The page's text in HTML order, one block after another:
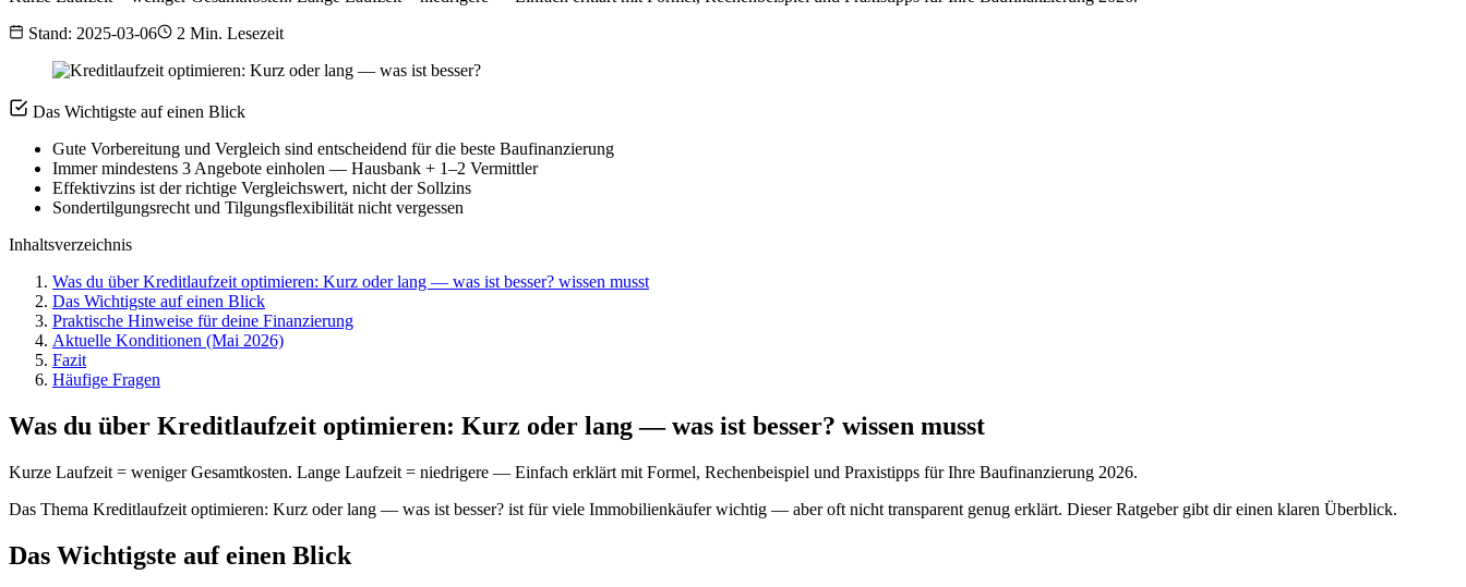
Stand: 2025-03-06
2 Min. Lesezeit
Das Wichtigste auf einen Blick
Gute Vorbereitung und Vergleich sind entscheidend für die beste Baufinanzierung
Immer mindestens 3 Angebote einholen — Hausbank + 1–2 Vermittler
Effektivzins ist der richtige Vergleichswert, nicht der Sollzins
Sondertilgungsrecht und Tilgungsflexibilität nicht vergessen
Inhaltsverzeichnis
Was du über Kreditlaufzeit optimieren: Kurz oder lang — was ist besser? wissen musst
Das Wichtigste auf einen Blick
Praktische Hinweise für deine Finanzierung
Aktuelle Konditionen (Mai 2026)
Fazit
Häufige Fragen
Was du über Kreditlaufzeit optimieren: Kurz oder lang — was ist besser? wissen musst
Kurze Laufzeit = weniger Gesamtkosten. Lange Laufzeit = niedrigere — Einfach erklärt mit Formel, Rechenbeispiel und Praxistipps für Ihre Baufinanzierung 2026.
Das Thema Kreditlaufzeit optimieren: Kurz oder lang — was ist besser? ist für viele Immobilienkäufer wichtig — aber oft nicht transparent genug erklärt. Dieser Ratgeber gibt dir einen klaren Überblick.
Das Wichtigste auf einen Blick